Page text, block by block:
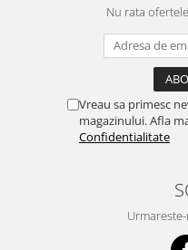
Nu rata
Vreau sa primesc
magazinului. Afla
Confidentialitate